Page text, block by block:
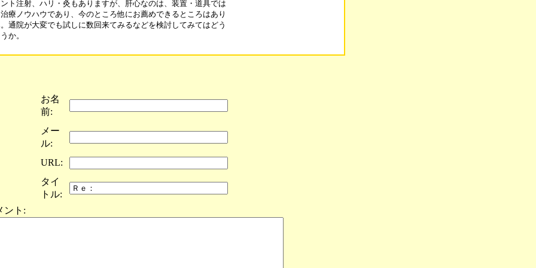
ト注射、ハリ・灸もありますが、肝心なのは、装置・道具では
療ノウハウであり、今のところ他にお薦めできるところはあり
通院が大変でも試しに数回来てみるなどを検討してみてはどう
か。
お名
前:
メー
ル:
URL:
タイ
トル:
ント: